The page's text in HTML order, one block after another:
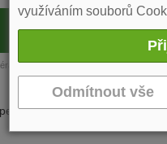
+ Král a žena
udělat, aby zachránil svůj
využíváním souborů